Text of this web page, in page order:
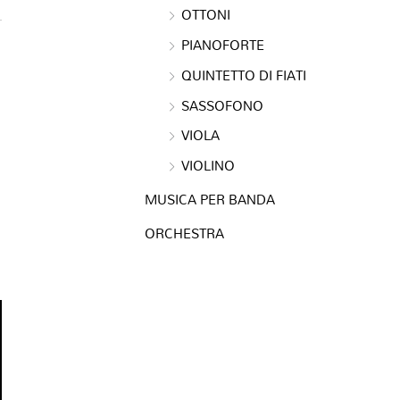
OTTONI
PIANOFORTE
QUINTETTO DI FIATI
SASSOFONO
VIOLA
VIOLINO
MUSICA PER BANDA
ORCHESTRA